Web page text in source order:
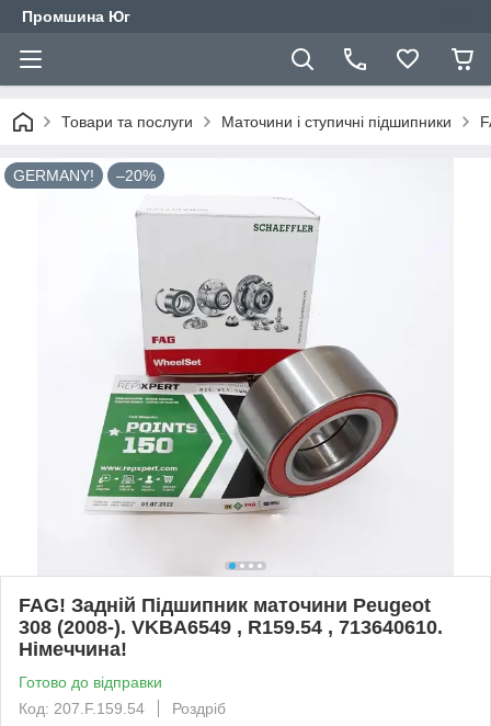
Промшина Юг
Товари та послуги Маточини і ступичні підшипники
GERMANY! –20%
FAG! Задній Підшипник маточини Peugeot
308 (2008-). VKBA6549 , R159.54 , 713640610.
Німеччина!
Готово до відправки
Код: 207.F.159.54
Роздріб